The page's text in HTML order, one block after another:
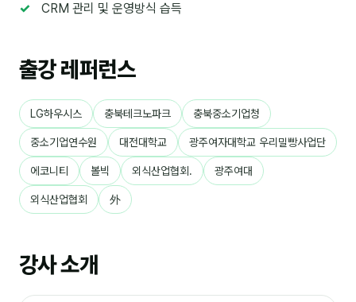
재무·계약
일정
지식
용어사전
CRM 관리 및 운영방식 습득
출강 레퍼런스
LG하우시스 충북테크노파크 충북중소기업청
중소기업연수원 대전대학교 광주여자대학교 우리밀빵사업단
에코니티 볼빅 외식산업협회. 광주여대
외식산업협회 外
강사 소개